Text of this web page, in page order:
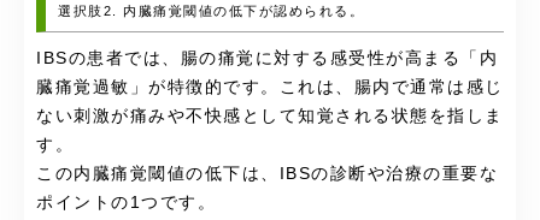
選択肢2. 内臓痛覚閾値の低下が認められる。
IBSの患者では、腸の痛覚に対する感受性が高まる「内
臓痛覚過敏」が特徴的です。これは、腸内で通常は感じ
ない刺激が痛みや不快感として知覚される状態を指しま
す。
この内臓痛覚閾値の低下は、IBSの診断や治療の重要な
ポイントの1つです。